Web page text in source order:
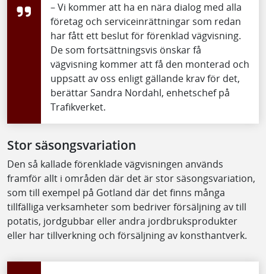
– Vi kommer att ha en nära dialog med alla
företag och serviceinrättningar som redan
har fått ett beslut för förenklad vägvisning.
De som fortsättningsvis önskar få
vägvisning kommer att få den monterad och
uppsatt av oss enligt gällande krav för det,
berättar Sandra Nordahl, enhetschef på
Trafikverket.
Stor säsongsvariation
Den så kallade förenklade vägvisningen används
framför allt i områden där det är stor säsongsvariation,
som till exempel på Gotland där det finns många
tillfälliga verksamheter som bedriver försäljning av till
potatis, jordgubbar eller andra jordbruksprodukter
eller har tillverkning och försäljning av konsthantverk.